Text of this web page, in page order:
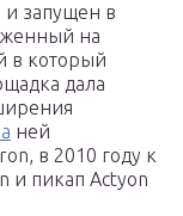
и запущен в
на
в который
дала
ней
в 2010 году к
и пикап Actyon